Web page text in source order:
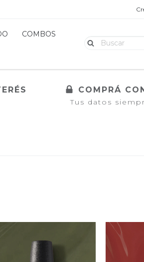
COMBOS
COMPRÁ
Tus datos